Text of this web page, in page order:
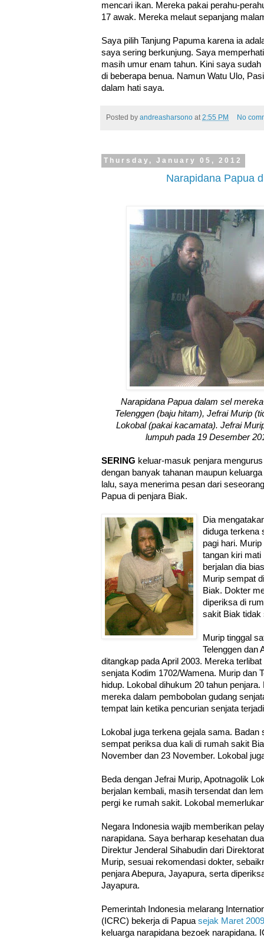
mencari ikan. Mereka pakai perahu-
17 awak. Mereka melaut sepanjang
Saya pilih Tanjung Papuma karena ia
saya sering berkunjung. Saya
masih umur enam tahun. Kini saya
di beberapa benua. Namun Watu Ulo,
dalam hati saya.
Posted by andreasharsono at 2:55 PM No
Thursday, January 05, 2012
Narapidana Papua
Narapidana Papua dalam sel
Telenggen (baju hitam), Jefrai Murip
Lokobal (pakai kacamata). Jefrai
lumpuh pada 19 Desember
SERING keluar-masuk penjara
dengan banyak tahanan maupun
lalu, saya menerima pesan dari
Papua di penjara Biak.
Dia
diduga terkena
pagi hari.
tangan kiri mati
berjalan dia
Murip sempat
Biak. Dokter
diperiksa di
sakit Biak tidak
Murip tinggal
Telenggen dan
ditangkap pada April 2003. Mereka
senjata Kodim 1702/Wamena. Murip dan
hidup. Lokobal dihukum 20 tahun
mereka dalam pembobolan gudang
tempat lain ketika pencurian senjata
Lokobal juga terkena gejala sama.
sempat periksa dua kali di rumah sakit
November dan 23 November. Lokobal
Beda dengan Jefrai Murip, Apotnagolik
berjalan kembali, masih tersendat dan
pergi ke rumah sakit. Lokobal
Negara Indonesia wajib memberikan
narapidana. Saya berharap kesehatan
Direktur Jenderal Sihabudin dari
Murip, sesuai rekomendasi dokter,
penjara Abepura, Jayapura, serta
Jayapura.
Pemerintah Indonesia melarang
(ICRC) bekerja di Papua sejak Maret 2009
keluarga narapidana bezoek narapidana.